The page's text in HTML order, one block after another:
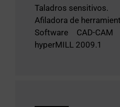
Taladros sensitivos.
Afiladora de
Software CAD-
hyperMILL 2009.1